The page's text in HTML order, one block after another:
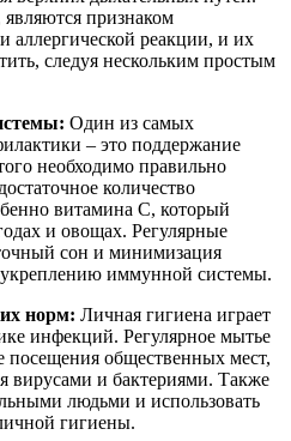
признаком
аллергической реакции, и их
следуя нескольким простым
Один из самых
– это поддержание
необходимо правильно
количество
витамина C, который
и овощах. Регулярные
сон и минимизация
укреплению иммунной системы.
норм: Личная гигиена играет
инфекций. Регулярное мытье
посещения общественных мест,
вирусами и бактериями. Также
людьми и использовать
гигиены.